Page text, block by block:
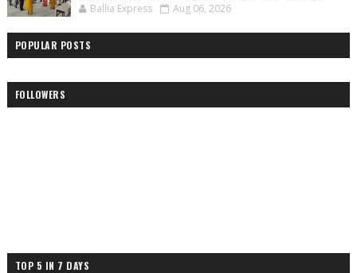
Ballia Express Aug 06, 2026
POPULAR POSTS
FOLLOWERS
TOP 5 IN 7 DAYS